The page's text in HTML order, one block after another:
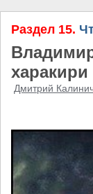
Раздел 15.
харакири
Дмитрий